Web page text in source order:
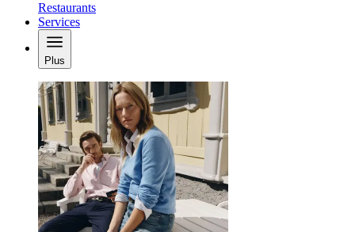
Restaurants
Services
Plus